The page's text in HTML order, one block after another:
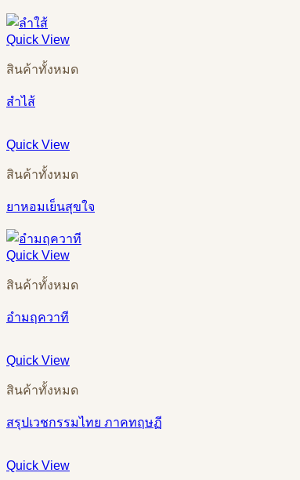
Quick View
สินค้าทั้งหมด
สำไส้
Quick View
สินค้าทั้งหมด
ยาหอมเย็นสุขใจ
Quick View
สินค้าทั้งหมด
อำมฤควาที
Quick View
สินค้าทั้งหมด
สรุปเวชกรรมไทย ภาคทฤษฏี
Quick View